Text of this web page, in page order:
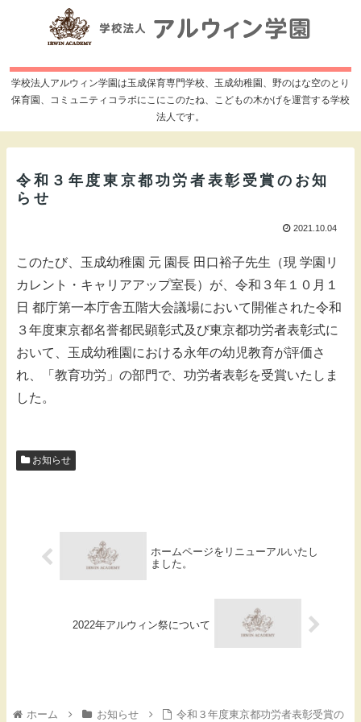
学校法人アルウィン学園は玉成保育専門学校、玉成幼稚園、野のはな空のとり
保育園、コミュニティコラボにこにこのたね、こどもの木かげを運営する学校
法人です。
令和３年度東京都功労者表彰受賞のお知
らせ
2021.10.04
このたび、玉成幼稚園 元 園長 田口裕子先生（現 学園リ
カレント・キャリアアップ室長）が、令和３年１０月１
日 都庁第一本庁舎五階大会議場において開催された令和
３年度東京都名誉都民顕彰式及び東京都功労者表彰式に
おいて、玉成幼稚園における永年の幼児教育が評価さ
れ、「教育功労」の部門で、功労者表彰を受賞いたしま
した。
お知らせ
ホームページをリニューアルいたし
ました。
2022年アルウィン祭について
ホーム お知らせ 令和３年度東京都功労者表彰受賞の